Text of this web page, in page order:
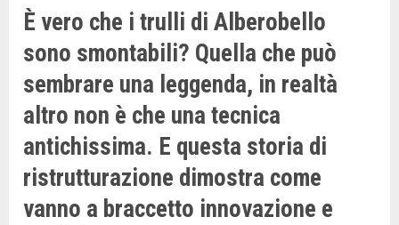
È vero che i trulli di Alberobello
sono smontabili? Quella che può
sembrare una leggenda, in realtà
altro non è che una tecnica
antichissima. E questa storia di
ristrutturazione dimostra come
vanno a braccetto innovazione e